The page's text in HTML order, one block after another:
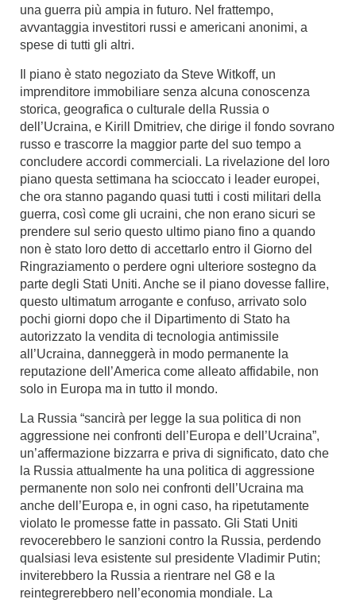
una guerra più ampia in futuro. Nel frattempo,
avvantaggia investitori russi e americani anonimi, a
spese di tutti gli altri.
Il piano è stato negoziato da Steve Witkoff, un
imprenditore immobiliare senza alcuna conoscenza
storica, geografica o culturale della Russia o
dell’Ucraina, e Kirill Dmitriev, che dirige il fondo sovrano
russo e trascorre la maggior parte del suo tempo a
concludere accordi commerciali. La rivelazione del loro
piano questa settimana ha scioccato i leader europei,
che ora stanno pagando quasi tutti i costi militari della
guerra, così come gli ucraini, che non erano sicuri se
prendere sul serio questo ultimo piano fino a quando
non è stato loro detto di accettarlo entro il Giorno del
Ringraziamento o perdere ogni ulteriore sostegno da
parte degli Stati Uniti. Anche se il piano dovesse fallire,
questo ultimatum arrogante e confuso, arrivato solo
pochi giorni dopo che il Dipartimento di Stato ha
autorizzato la vendita di tecnologia antimissile
all’Ucraina, danneggerà in modo permanente la
reputazione dell’America come alleato affidabile, non
solo in Europa ma in tutto il mondo.
La Russia “sancirà per legge la sua politica di non
aggressione nei confronti dell’Europa e dell’Ucraina”,
un’affermazione bizzarra e priva di significato, dato che
la Russia attualmente ha una politica di aggressione
permanente non solo nei confronti dell’Ucraina ma
anche dell’Europa e, in ogni caso, ha ripetutamente
violato le promesse fatte in passato. Gli Stati Uniti
revocerebbero le sanzioni contro la Russia, perdendo
qualsiasi leva esistente sul presidente Vladimir Putin;
inviterebbero la Russia a rientrare nel G8 e la
reintegrerebbero nell’economia mondiale. La